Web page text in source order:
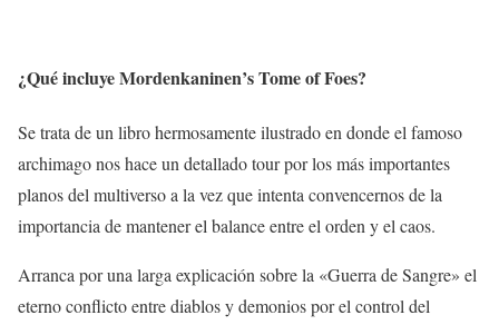
¿Qué incluye Mordenkaninen’s Tome of Foes?
Se trata de un libro hermosamente ilustrado en donde el famoso
archimago nos hace un detallado tour por los más importantes
planos del multiverso a la vez que intenta convencernos de la
importancia de mantener el balance entre el orden y el caos.
Arranca por una larga explicación sobre la «Guerra de Sangre» el
eterno conflicto entre diablos y demonios por el control del